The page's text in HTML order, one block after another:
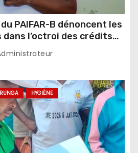
PAIFAR-B dénoncent les
l’octroi des crédits
HYGIÈNE